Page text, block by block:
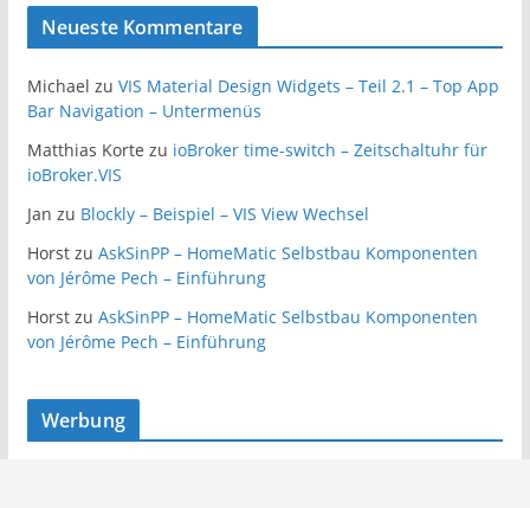
Neueste Kommentare
Michael zu VIS Material Design Widgets – Teil 2.1 – Top App
Bar Navigation – Untermenüs
Matthias Korte zu ioBroker time-switch – Zeitschaltuhr für
ioBroker.VIS
Jan zu Blockly – Beispiel – VIS View Wechsel
Horstzu AskSinPP – HomeMatic Selbstbau Komponenten
von Jérôme Pech – Einführung
Horstzu AskSinPP – HomeMatic Selbstbau Komponenten
von Jérôme Pech – Einführung
Werbung